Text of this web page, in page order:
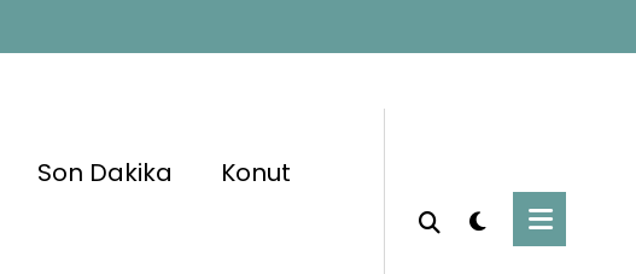
Son Dakika Konut
taksitli nakit avans